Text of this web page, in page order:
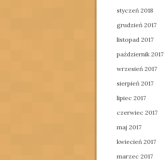
styczeń 2018
grudzień 2017
listopad 2017
październik 2017
wrzesień 2017
sierpień 2017
lipiec 2017
czerwiec 2017
maj 2017
kwiecień 2017
marzec 2017